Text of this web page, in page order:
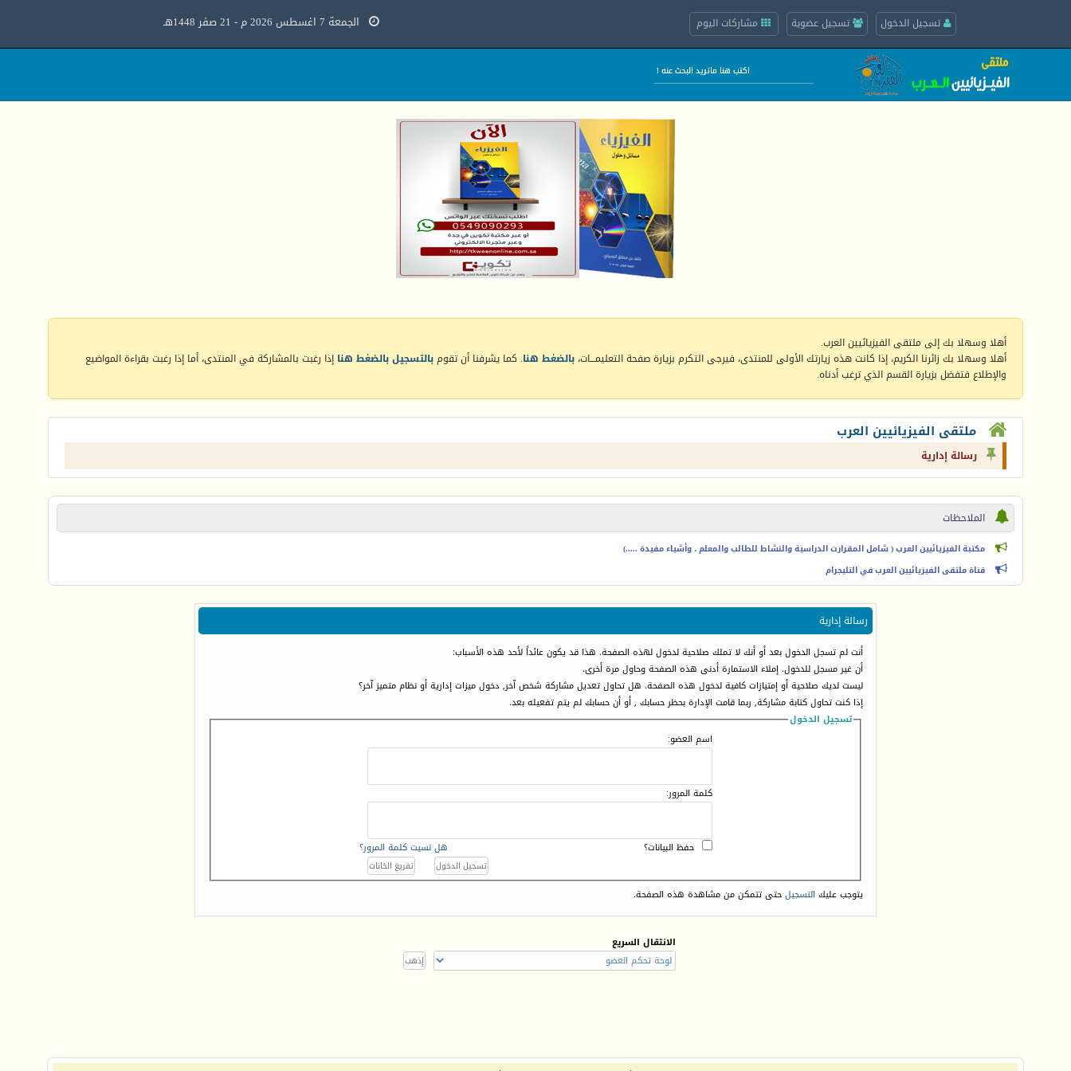
تسجيل الدخول تسجيل عضوية مشاركات اليوم الجمعة 7 اغسطس 2026 م - 21 صفر 1448هـ
أهلا وسهلا بك إلى ملتقى الفيزيائيين العرب.
أهلا وسهلا بك زائرنا الكريم، إذا كانت هذه زيارتك الأولى للمنتدى، فيرجى التكرم بزيارة صفحة التعليمـــات، بالضغط هنا. كما يشرفنا أن تقومبالتسجيل بالضغط هنا إذا رغبت بالمشاركة في المنتدى، أما إذا رغبت بقراءة المواضيع
والإطلاع فتفضل بزيارة القسم الذي ترغب أدناه.
ملتقى الفيزيائيين العرب
رسالة إدارية
الملاحظات
مكتبة الفيزيائيين العرب ( شامل المقرارت الدراسية والنشاط للطالب والمعلم ، وأشياء مفيدة .....)
قناة ملتقى الفيزيائيين العرب في التليجرام
رسالة إدارية
أنت لم تسجل الدخول بعد أو أنك لا تملك صلاحية لدخول لهذه الصفحة. هذا قد يكون عائداً لأحد هذه الأسباب:
أن غير مسجل للدخول. إملاء الاستمارة أدنى هذه الصفحة وحاول مرة أخرى.
ليست لديك صلاحية أو إمتيازات كافية لدخول هذه الصفحة. هل تحاول تعديل مشاركة شخص آخر, دخول ميزات إدارية أو نظام متميز آخر؟
إذا كنت تحاول كتابة مشاركة, ربما قامت الإدارة بحظر حسابك , أو أن حسابك لم يتم تفعيله بعد.
تسجيل الدخول
اسم العضو:
كلمة المرور:
هل نسيت كلمة المرور؟ حفظ البيانات؟
يتوجب عليك التسجيلحتى تتمكن من مشاهدة هذه الصفحة.
الانتقال السريع